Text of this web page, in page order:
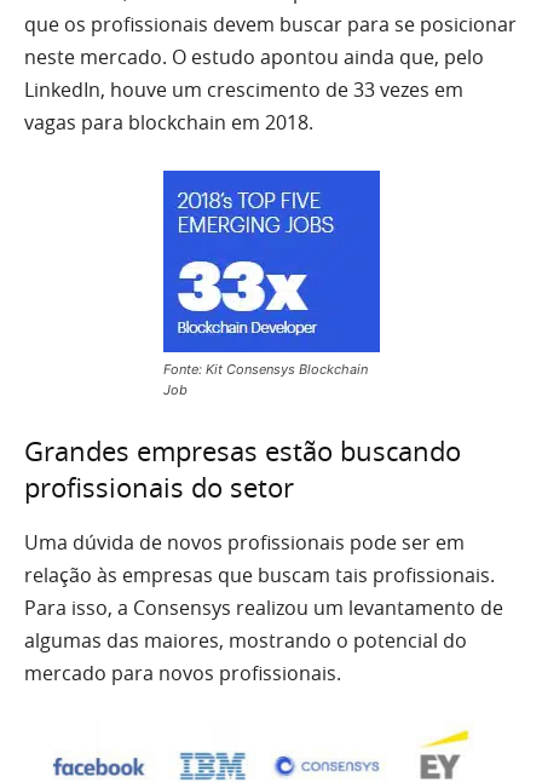
que os profissionais devem buscar para se posicionar
neste mercado. O estudo apontou ainda que, pelo
LinkedIn, houve um crescimento de 33 vezes em
vagas para blockchain em 2018.
Fonte: Kit Consensys Blockchain
Job
Grandes empresas estão buscando
profissionais do setor
Uma dúvida de novos profissionais pode ser em
relação às empresas que buscam tais profissionais.
Para isso, a Consensys realizou um levantamento de
algumas das maiores, mostrando o potencial do
mercado para novos profissionais.